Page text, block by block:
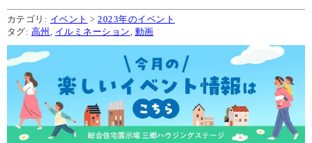
カテゴリ: イベント >2023年のイベント
タグ: 高州 , イルミネーション, 動画